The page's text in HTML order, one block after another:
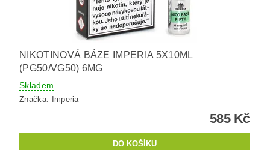
NIKOTINOVÁ BÁZE IMPERIA 5X10ML
(PG50/VG50) 6MG
Skladem
Značka: Imperia
585 Kč